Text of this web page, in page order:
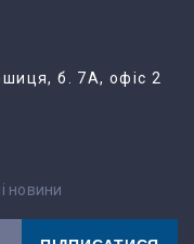
б. 7А, офіс 2
новини